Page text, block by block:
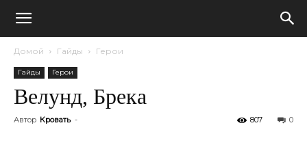
Домой Гайды Герои
Гайды Герои
Велунд, Брека
Автор Кровать - 0
807